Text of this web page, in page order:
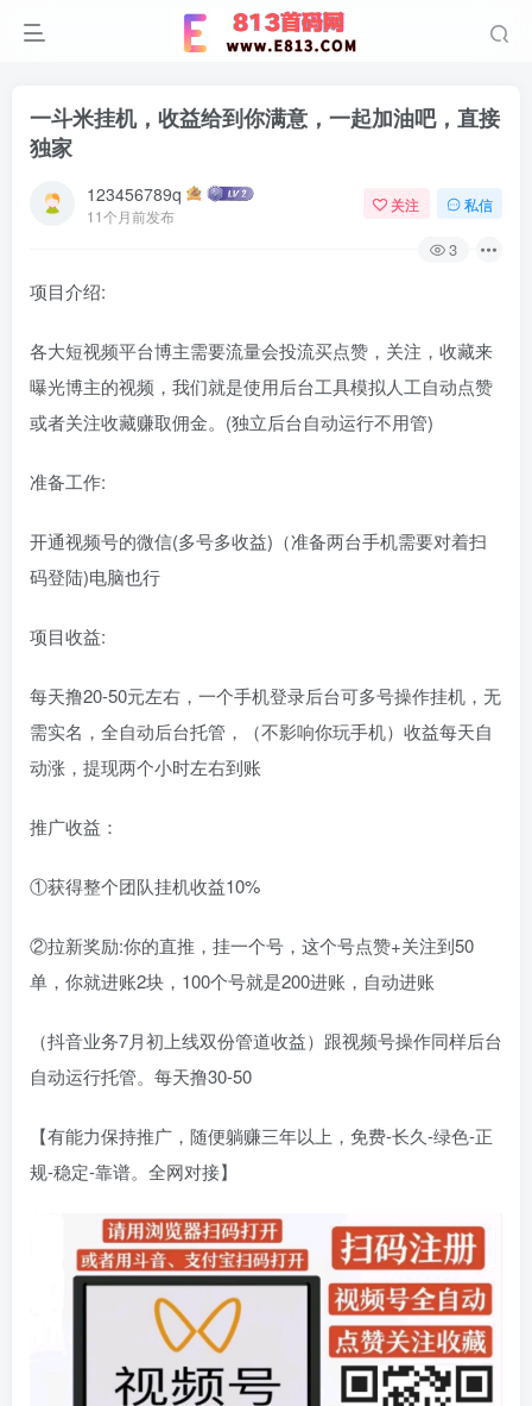
一斗米挂机，收益给到你满意，一起加油吧，直接
独家
123456789q
11个月前发布
关注 私信
3
项目介绍:
各大短视频平台博主需要流量会投流买点赞，关注，收藏来
曝光博主的视频，我们就是使用后台工具模拟人工自动点赞
或者关注收藏赚取佣金。(独立后台自动运行不用管)
准备工作:
开通视频号的微信(多号多收益)（准备两台手机需要对着扫
码登陆)电脑也行
项目收益:
每天撸20-50元左右，一个手机登录后台可多号操作挂机，无
需实名，全自动后台托管，（不影响你玩手机）收益每天自
动涨，提现两个小时左右到账
推广收益：
①获得整个团队挂机收益10%
②拉新奖励:你的直推，挂一个号，这个号点赞+关注到50
单，你就进账2块，100个号就是200进账，自动进账
（抖音业务7月初上线双份管道收益）跟视频号操作同样后台
自动运行托管。每天撸30-50
【有能力保持推广，随便躺赚三年以上，免费-长久-绿色-正
规-稳定-靠谱。全网对接】